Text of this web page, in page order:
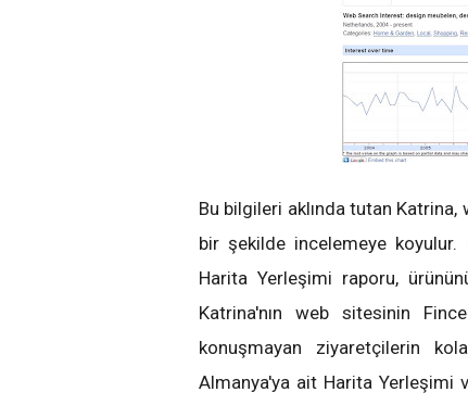
Bu bilgileri aklında tutan
bir şekilde incelemeye
Harita Yerleşimi raporu,
Katrina'nın web sitesinin
konuşmayan ziyaretçilerin
Almanya'ya ait Harita Yerleşimi